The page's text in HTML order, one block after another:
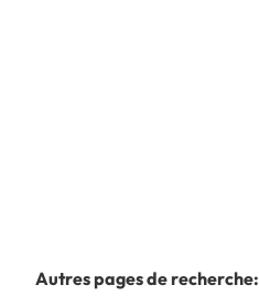
Autres pages de recherche: